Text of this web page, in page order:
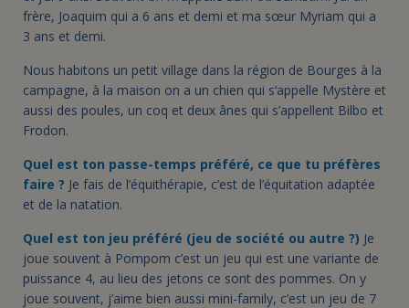
frère, Joaquim qui a 6 ans et demi et ma sœur Myriam qui a
3 ans et demi.
Nous habitons un petit village dans la région de Bourges à la
campagne, à la maison on a un chien qui s‘appelle Mystère et
aussi des poules, un coq et deux ânes qui s’appellent Bilbo et
Frodon.
Quel est ton passe-temps préféré, ce que tu préfères
faire ? Je fais de l’équithérapie, c’est de l’équitation adaptée
et de la natation.
Quel est ton jeu préféré (jeu de société ou autre ?) Je
joue souvent à Pompom c’est un jeu qui est une variante de
puissance 4, au lieu des jetons ce sont des pommes. On y
joue souvent, j’aime bien aussi mini-family, c’est un jeu de 7